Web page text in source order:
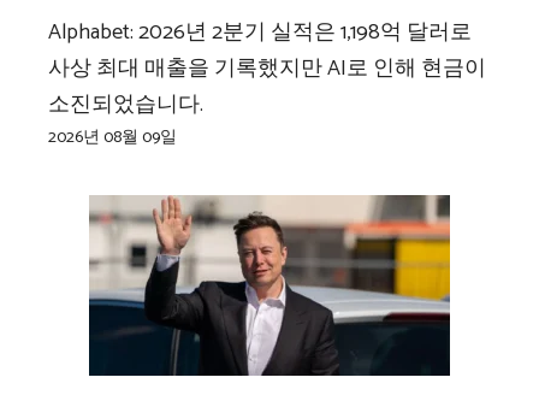
Alphabet: 2026년 2분기 실적은 1,198억 달러로
사상 최대 매출을 기록했지만 AI로 인해 현금이
소진되었습니다.
2026년 08월 09일